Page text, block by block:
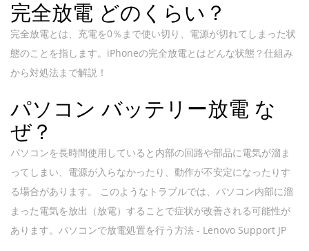
完全放電 どのくらい？
完全放電とは、充電を0％まで使い切り、電源が切れてしまった状
態のことを指します。iPhoneの完全放電とはどんな状態？仕組み
から対処法まで解説！
パソコン バッテリー放電 な
ぜ？
パソコンを長時間使用していると内部の回路や部品に電気が溜ま
ってしまい、電源が入らなかったり、動作が不安定になったりす
る場合があります。 このようなトラブルでは、パソコン内部に溜
まった電気を放出（放電）することで症状が改善される可能性が
あります。パソコンで放電処置を行う方法 - Lenovo Support JP